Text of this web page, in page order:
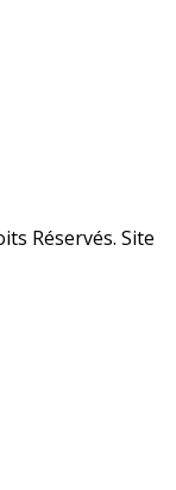
Réservés. Site